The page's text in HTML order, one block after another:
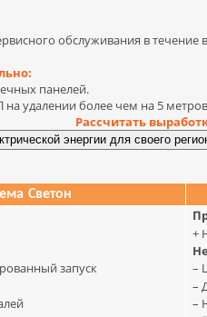
обслуживания в течение
панелей.
на удалении более чем на 5
Рассчитать
Светон
запуск
+
–
–
–